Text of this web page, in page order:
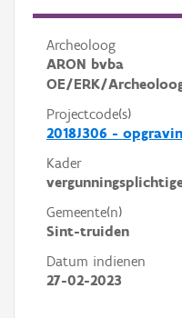
Archeoloog
ARON bvba
OE/ERK/
Projectcode(s)
2018J306 -
Kader
Gemeente(n)
Sint-truiden
Datum indienen
27-02-2023